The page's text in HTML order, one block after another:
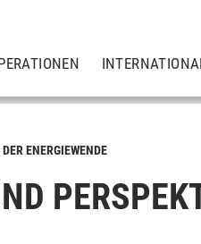
ENERGIEWENDE